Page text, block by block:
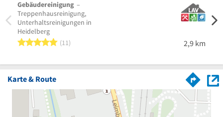
Gebäudereinigung –
Treppenhausreinigung,
Unterhaltsreinigungen in
Heidelberg
5 von 5 Sternen
11 2,9 km
Karte & Route